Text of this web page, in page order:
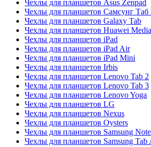
Чехлы для планшетов Asus Zenpad
Чехлы для планшетов Cамсунг Таб
Чехлы для планшетов Galaxy Tab
Чехлы для планшетов Huawei
Чехлы для планшетов iPad
Чехлы для планшетов iPad Air
Чехлы для планшетов iPad Mini
Чехлы для планшетов Irbis
Чехлы для планшетов Lenovo Tab 2
Чехлы для планшетов Lenovo Tab 3
Чехлы для планшетов Lenovo Yoga
Чехлы для планшетов LG
Чехлы для планшетов Nexus
Чехлы для планшетов Oysters
Чехлы для планшетов Samsung Note
Чехлы для планшетов Samsung Tab